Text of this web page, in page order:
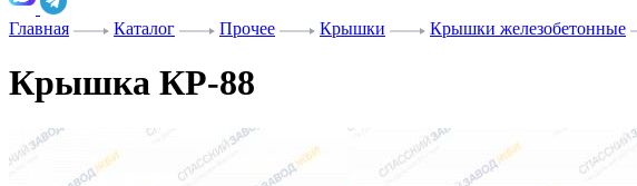
Главная Каталог Прочее Крышки Крышки железобетонные
Крышка КР-88